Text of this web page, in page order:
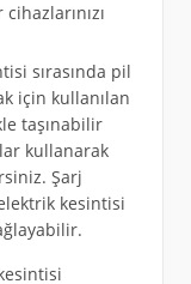
sırasında pil
için kullanılan
taşınabilir
kullanarak
Şarj
kesintisi